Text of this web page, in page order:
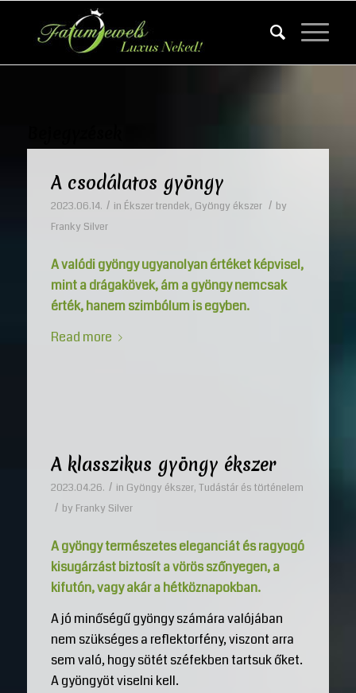
A csodálatos gyöngy
2023.06.14. / in Ékszer trendek, Gyöngy ékszer / by
Franky Silver
A valódi gyöngy ugyanolyan értéket képvisel,
mint a drágakövek, ám a gyöngy nemcsak
érték, hanem szimbólum is egyben.
Read more
A klasszikus gyöngy ékszer
2023.04.26. / in Gyöngy ékszer, Tudástár és történelem
/ by Franky Silver
A gyöngy természetes eleganciát és ragyogó
kisugárzást biztosít a vörös szőnyegen, a
kifutón, vagy akár a hétköznapokban.
A jó minőségű gyöngy számára valójában
nem szükséges a reflektorfény, viszont arra
sem való, hogy sötét széfekben tartsuk őket.
A gyöngyöt viselni kell.